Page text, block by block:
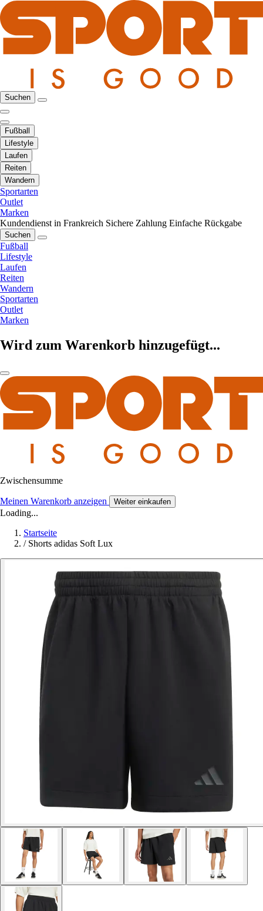
Suchen
Fußball
Lifestyle
Laufen
Reiten
Wandern
Sportarten
Outlet
Marken
Kundendienst in Frankreich Sichere Zahlung Einfache Rückgabe
Suchen
Fußball
Lifestyle
Laufen
Reiten
Wandern
Sportarten
Outlet
Marken
Wird zum Warenkorb hinzugefügt...
Zwischensumme
Meinen Warenkorb anzeigen Weiter einkaufen
Loading...
Startseite
/ Shorts adidas Soft Lux